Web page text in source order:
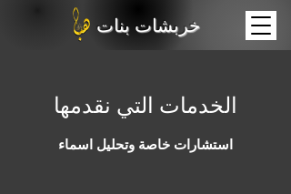
خربشات بنات
الخدمات التي نقدمها
استشارات خاصة وتحليل اسماء